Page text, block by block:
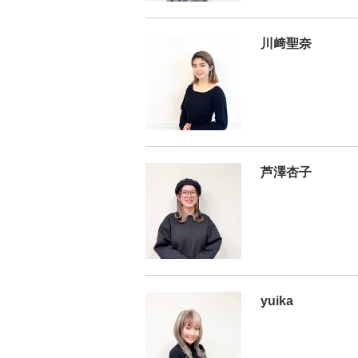
川﨑聖奈
芦澤杏子
yuika